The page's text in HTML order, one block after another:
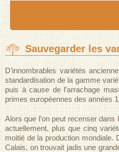
Sauvegarder les
D’innombrables variétés
standardisation de la gamme
puis à cause de l’arrachage
primes européennes des années
Alors que l’on peut recenser
actuellement, plus que cinq
moitié de la production mondiale.
Calais, on trouvait jadis une